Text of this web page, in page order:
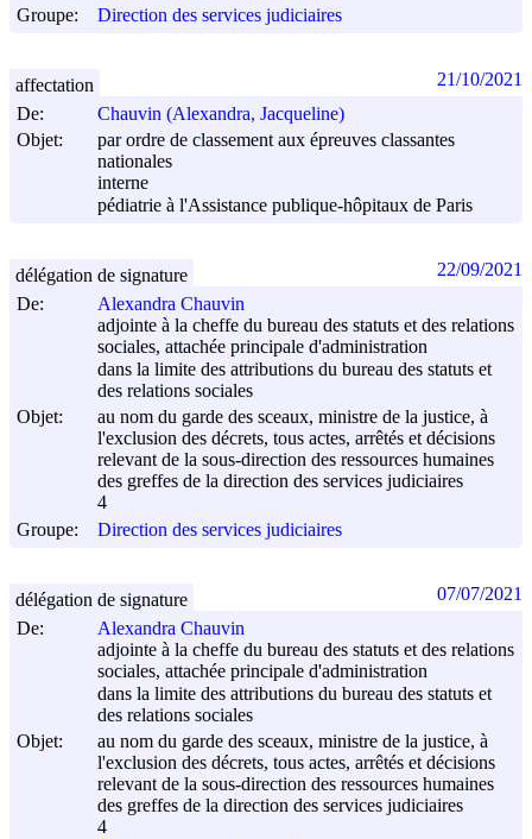
Groupe:
Direction des services judiciaires
De:
Chauvin (Alexandra, Jacqueline)
Objet:
par ordre de classement aux épreuves classantes
nationales
interne
pédiatrie à l'Assistance publique-hôpitaux de Paris
affectation 21/10/2021
De:
Alexandra Chauvin
adjointe à la cheffe du bureau des statuts et des relations
sociales, attachée principale d'administration
dans la limite des attributions du bureau des statuts et
des relations sociales
Objet:
au nom du garde des sceaux, ministre de la justice, à
l'exclusion des décrets, tous actes, arrêtés et décisions
relevant de la sous-direction des ressources humaines
des greffes de la direction des services judiciaires
4
Groupe:
Direction des services judiciaires
délégation de signature 22/09/2021
De:
Alexandra Chauvin
adjointe à la cheffe du bureau des statuts et des relations
sociales, attachée principale d'administration
dans la limite des attributions du bureau des statuts et
des relations sociales
Objet:
au nom du garde des sceaux, ministre de la justice, à
l'exclusion des décrets, tous actes, arrêtés et décisions
relevant de la sous-direction des ressources humaines
des greffes de la direction des services judiciaires
4
délégation de signature 07/07/2021